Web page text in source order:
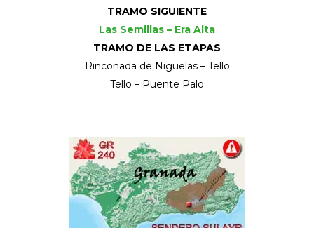
TRAMO SIGUIENTE
Las Semillas – Era Alta
TRAMO DE LAS ETAPAS
Rinconada de Nigüelas – Tello
Tello – Puente Palo